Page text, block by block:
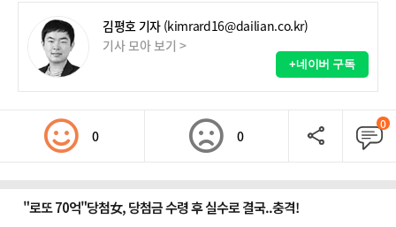
김평호 기자 (kimrard16@dailian.co.kr)
기사 모아 보기 >
+네이버 구독
0 0
0